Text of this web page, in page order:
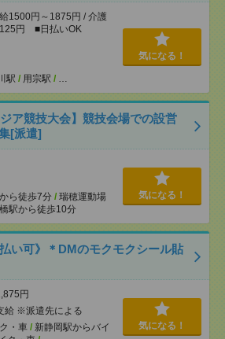
1500円～1875円 / 介護
円 ■日払いOK
駅 / 用宗駅 / …
気になる！
ア競技大会】競技会場での設営
[派遣]
ら徒歩7分 / 瑞穂運動場
駅から徒歩10分
気になる！
い可》＊DMのモクモクシール貼
円
給 ※派遣先による
・車 / 新静岡駅からバイ
気になる！